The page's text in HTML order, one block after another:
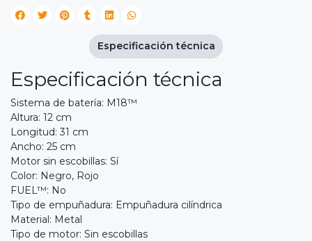
Especificación técnica
Sistema de batería: M18™
Altura: 12 cm
Longitud: 31 cm
Ancho: 25 cm
Motor sin escobillas: Sí
Color: Negro, Rojo
FUEL™: No
Tipo de empuñadura: Empuñadura cilíndrica
Material: Metal
Tipo de motor: Sin escobillas
Especificación técnica